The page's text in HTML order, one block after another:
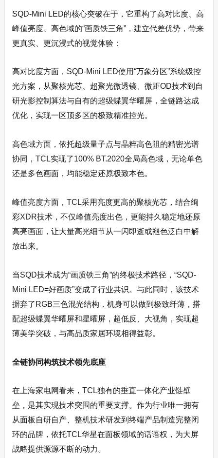
SQD-Mini LED的核心突破在于，它重构了高对比度、高
峰值亮度、高色域的“画质铁三角”，建立代差优势，带来
更真实、更沉浸式的视觉体验：
高对比度方面，SQD-Mini LED使用“万象分区”系统级控
光方案，从聚核光芯、超聚光微透镜、微距OD技术到自
研光影控制算法与自有的超级蝶翼华曜屏，全链路达成
优化，实现一区顶多区的极致精准控光。
高色域方面，依托超级量子点与晶粹高色阻的精密光谱
协同，TCL实现了100% BT.2020全局高色域，无论单色
还是多色画面，均能稳定还原极致本色。
峰值亮度方面，TCL采用亮度更高的聚核光芯，结合绚
彩XDR技术，不仅峰值亮度出色，更能持久稳定地还原
高亮画面，让大量高光细节从一闪即逝或褪色泛白中解
放出来。
当SQD技术成为“画质铁三角”的终极技术路径，“SQD-
Mini LED=好画质”变成了行业共识。与此同时，该技术
摒弃了RGB三色混光结构，机身可以做到极致纤薄，搭
配超级蝶翼华曜屏和星曜屏，超低反、大视角，实现超
薄美学突破，与高品质家居环境相得益彰。
全链协同构筑技术领先底座
在上海家电网看来，TCL独有的垂直一体化产业链壁
垒，是其实现技术突围的重要支撑。作为行业唯一拥有
从面板自研自产、整机技术研发到终端产品制造完整闭
环的品牌，依托TCL华星在面板领域的话语权，为大屏
战略提供源源不断的动力。